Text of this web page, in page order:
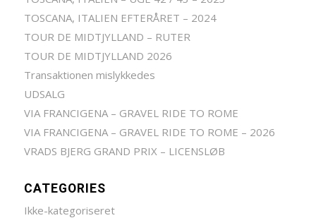
TOSCANA, ITALIEN EFTERÅRET – 2024
TOUR DE MIDTJYLLAND – RUTER
TOUR DE MIDTJYLLAND 2026
Transaktionen mislykkedes
UDSALG
VIA FRANCIGENA – GRAVEL RIDE TO ROME
VIA FRANCIGENA – GRAVEL RIDE TO ROME – 2026
VRADS BJERG GRAND PRIX – LICENSLØB
CATEGORIES
Ikke-kategoriseret